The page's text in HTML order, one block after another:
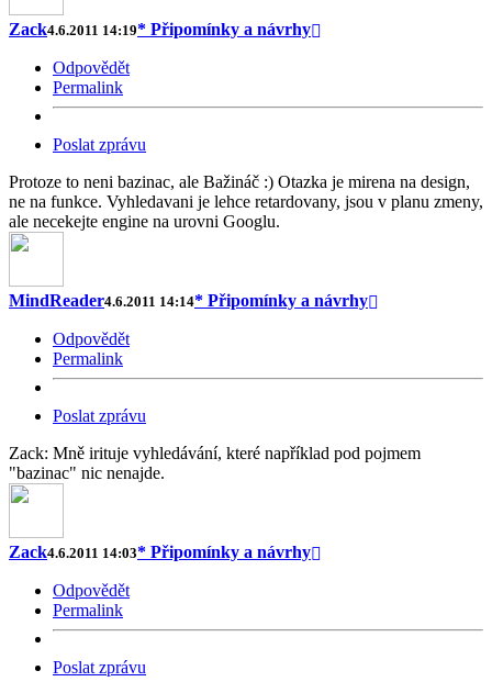
Zack4.6.2011 14:19* Připomínky a návrhy
Odpovědět
Permalink
Poslat zprávu
Protoze to neni bazinac, ale Bažináč :) Otazka je mirena na design,
ne na funkce. Vyhledavani je lehce retardovany, jsou v planu zmeny,
ale necekejte engine na urovni Googlu.
MindReader4.6.2011 14:14* Připomínky a návrhy
Odpovědět
Permalink
Poslat zprávu
Zack: Mně irituje vyhledávání, které například pod pojmem
"bazinac" nic nenajde.
Zack4.6.2011 14:03* Připomínky a návrhy
Odpovědět
Permalink
Poslat zprávu